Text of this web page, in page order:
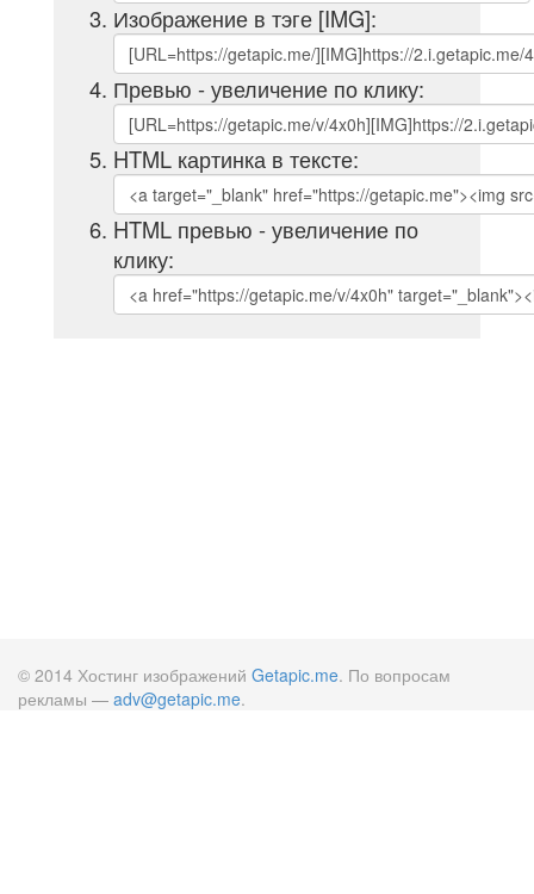
Изображение в тэге [IMG]:
Превью - увеличение по клику:
HTML картинка в тексте:
HTML превью - увеличение по
клику:
© 2014 Хостинг изображений Getapic.me. По вопросам
рекламы — adv@getapic.me.